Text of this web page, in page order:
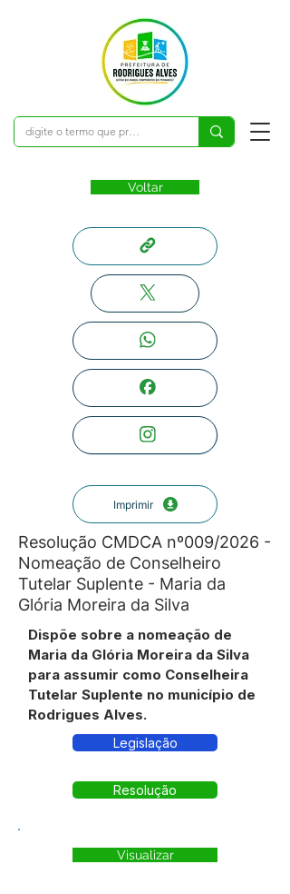
Voltar
Imprimir
Resolução CMDCA nº009/2026 -
Nomeação de Conselheiro
Tutelar Suplente - Maria da
Glória Moreira da Silva
Dispõe sobre a nomeação de
Maria da Glória Moreira da Silva
para assumir como Conselheira
Tutelar Suplente no município de
Rodrigues Alves.
Legislação
Resolução
Visualizar